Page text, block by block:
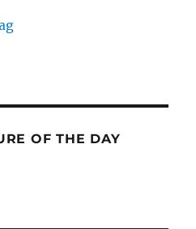
OF THE DAY